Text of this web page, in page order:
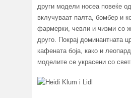
други модели носеа повеќе
вклучуваат палта, бомбер и
фармерки, чевли и чизми со
друго. Покрај доминантната
кафената боја, како и
моделите се украсени со